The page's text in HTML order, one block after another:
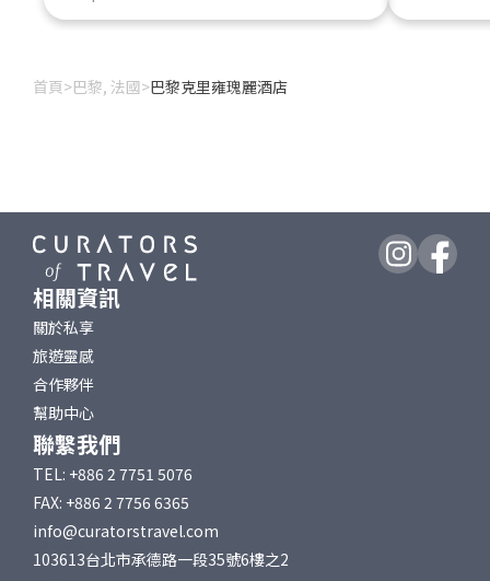
首頁>巴黎, 法國>巴黎克里雍瑰麗酒店
相關資訊
關於私享
旅遊靈感
合作夥伴
幫助中心
聯繫我們
TEL: +886 2 7751 5076
FAX: +886 2 7756 6365
info@curatorstravel.com
103613台北市承德路一段35號6樓之2